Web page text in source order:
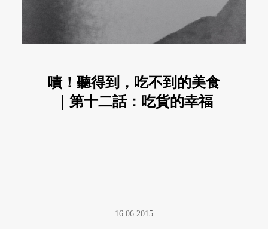
嘖！聽得到，吃不到的美食
｜第十二話：吃貨的幸福
16.06.2015